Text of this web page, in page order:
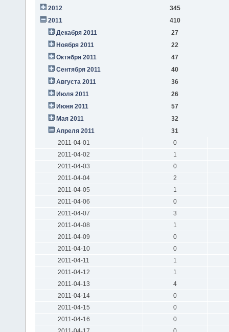
2012
345
2011
410
Декабря 2011
27
Ноября 2011
22
Октября 2011
47
Сентября 2011
40
Августа 2011
36
Июля 2011
26
Июня 2011
57
Мая 2011
32
Апреля 2011
31
2011-04-01
0
2011-04-02
1
2011-04-03
0
2011-04-04
2
2011-04-05
1
2011-04-06
0
2011-04-07
3
2011-04-08
1
2011-04-09
0
2011-04-10
0
2011-04-11
1
2011-04-12
1
2011-04-13
4
2011-04-14
0
2011-04-15
0
2011-04-16
0